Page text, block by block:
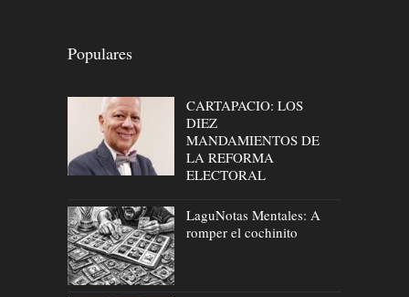
Populares
CARTAPACIO: LOS
DIEZ
MANDAMIENTOS DE
LA REFORMA
ELECTORAL
LaguNotas Mentales: A
romper el cochinito